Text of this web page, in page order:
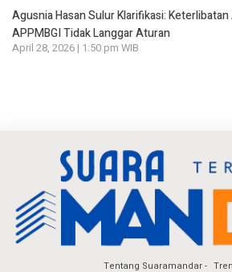
Agusnia Hasan Sulur Klarifikasi: Keterlibatan
APPMBGI Tidak Langgar Aturan
April 28, 2026 | 1:50 pm WIB
Tentang Suaramandar